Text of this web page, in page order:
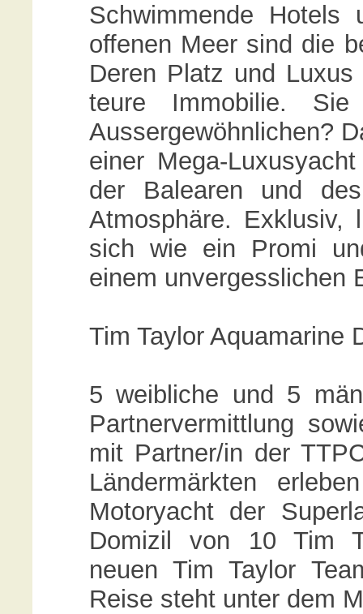
Schwimmende Hotels
offenen Meer sind die
Deren Platz und
teure Immobilie.
Aussergewöhnlichen?
einer Mega-
der Balearen und
Atmosphäre. Exklusiv,
sich wie ein Promi
einem unvergesslichen
Tim Taylor Aquamarine
5 weibliche und 5
Partnervermittlung
mit Partner/in der
Ländermärkten
Motoryacht der
Domizil von 10 Tim
neuen Tim Taylor
Reise steht unter dem